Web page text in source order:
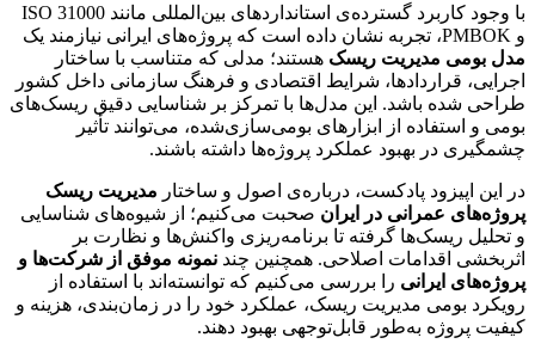
با وجود کاربرد گسترده‌ی استانداردهای بین‌المللی مانند ISO 31000
و PMBOK، تجربه نشان داده است که پروژه‌های ایرانی نیازمند یک
مدل بومی مدیریت ریسک هستند؛ مدلی که متناسب با ساختار
اجرایی، قراردادها، شرایط اقتصادی و فرهنگ سازمانی داخل کشور
طراحی شده باشد. این مدل‌ها با تمرکز بر شناسایی دقیق ریسک‌های
بومی و استفاده از ابزارهای بومی‌سازی‌شده، می‌توانند تأثیر
چشمگیری در بهبود عملکرد پروژه‌ها داشته باشند.
در این اپیزود پادکست، درباره‌ی اصول و ساختار مدیریت ریسک
پروژه‌های عمرانی در ایران صحبت می‌کنیم؛ از شیوه‌های شناسایی
و تحلیل ریسک‌ها گرفته تا برنامه‌ریزی واکنش‌ها و نظارت بر
اثربخشی اقدامات اصلاحی. همچنین چند نمونه موفق از شرکت‌ها و
پروژه‌های ایرانی را بررسی می‌کنیم که توانسته‌اند با استفاده از
رویکرد بومی مدیریت ریسک، عملکرد خود را در زمان‌بندی، هزینه و
کیفیت پروژه به‌طور قابل‌توجهی بهبود دهند.